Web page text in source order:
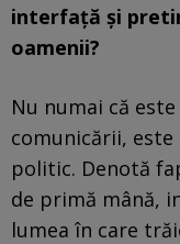
interfață și
oamenii?
Nu numai că
comunicării,
politic. Denotă
de primă mână,
lumea în care